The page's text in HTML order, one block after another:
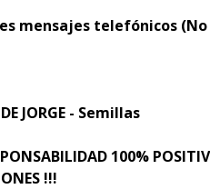
mensajes telefónicos
JORGE - Semillas
100%
!!!